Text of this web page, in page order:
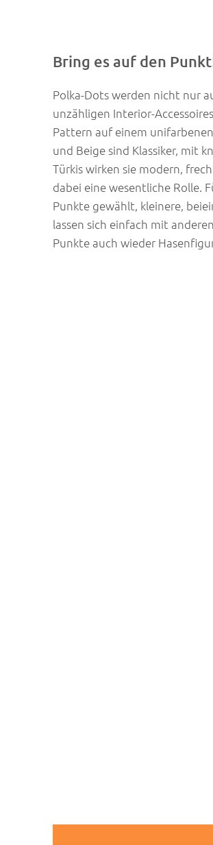
Bring es auf den
Polka-Dots werden nicht nur
unzähligen Interior-
Pattern auf einem
und Beige sind Klassiker, mit
Türkis wirken sie modern,
dabei eine wesentliche Rolle.
Punkte gewählt, kleinere,
lassen sich einfach mit
Punkte auch wieder